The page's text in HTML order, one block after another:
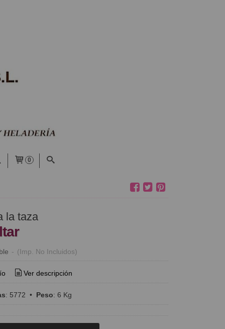
0
la taza
- (Imp. No Incluidos)
Ver descripción
: 5772 • Peso: 6 Kg